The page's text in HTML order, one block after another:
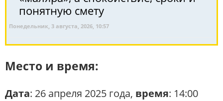
понятную смету
Понедельник, 3 августа, 2026, 10:57
Место и время:
Дата: 26 апреля 2025 года, время: 14:00